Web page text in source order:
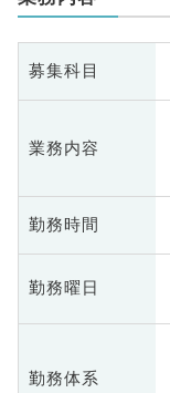
募集科目
業務内容
勤務時間
勤務曜日
勤務体系